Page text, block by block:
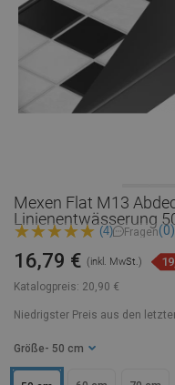
Mexen Flat M13
Linienentwässerung
(4) Fragen(0)
Katalogpreis: 20,90 €
16,79 € (inkl. MwSt.)
Niedrigster Preis aus den
Größe - 50 cm